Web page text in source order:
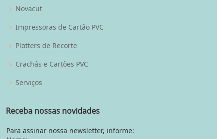
Novacut
Impressoras de Cartão PVC
Plotters de Recorte
Crachás e Cartões PVC
Serviços
Receba nossas novidades
Para assinar nossa newsletter, informe: